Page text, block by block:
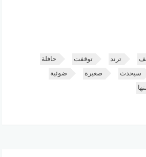
ترند توقفت حافلة
سيحدث صغيرة ضوئية